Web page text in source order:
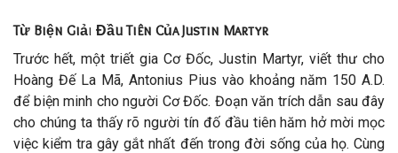
Từ Biện Giải Đầu Tiên Của Justin Martyr
Trước hết, một triết gia Cơ Đốc, Justin Martyr, viết thư cho
Hoàng Đế La Mã, Antonius Pius vào khoảng năm 150 A.D.
để biện minh cho người Cơ Đốc. Đoạn văn trích dẫn sau đây
cho chúng ta thấy rõ người tín đố đầu tiên hăm hở mời mọc
việc kiểm tra gây gắt nhất đến trong đời sống của họ. Cùng